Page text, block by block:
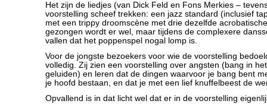
Het zijn de liedjes (van Dick Feld en Fons Merkies –
voorstelling scheef trekken: een jazz standard (inclusief
met een trippy droomscène met drie dezelfde
gezongen wordt er wel, maar tijdens de complexere
vallen dat het poppenspel nogal lomp is.
Voor de jongste bezoekers voor wie de voorstelling
volledig. Zij zien een voorstelling over angsten (bang in
geluiden) en leren dat de dingen waarvoor je bang bent
je hoofd bestaan, en dat je met een lief knuffelbeest de
Opvallend is in dat licht wel dat er in de voorstelling